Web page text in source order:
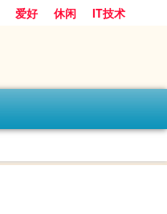
爱好 休闲
IT技术